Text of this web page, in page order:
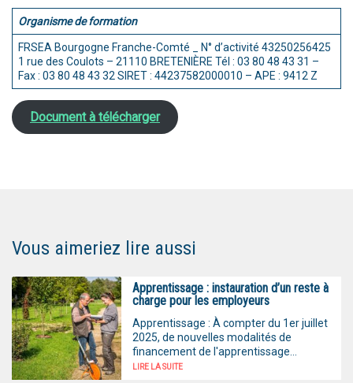
Organisme de formation
FRSEA Bourgogne Franche-Comté _ N° d’activité 43250256425
1 rue des Coulots – 21110 BRETENIÈRE Tél : 03 80 48 43 31 –
Fax : 03 80 48 43 32 SIRET : 44237582000010 – APE : 9412 Z
Document à télécharger
Vous aimeriez lire aussi
Apprentissage : instauration d’un reste à
charge pour les employeurs
Apprentissage : À compter du 1er juillet
2025, de nouvelles modalités de
financement de l'apprentissage...
LIRE LA SUITE